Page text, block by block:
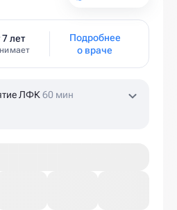
7 лет
Подробнее
о враче
ЛФК60 мин